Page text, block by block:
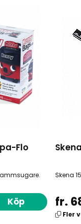
Flo
Köp
Skena
fr.
Fler